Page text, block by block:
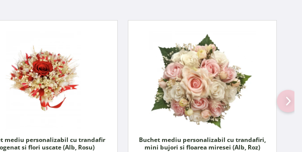
mediu personalizabil cu trandafir
si flori uscate (Alb, Rosu)
Buchet mediu personalizabil cu trandafiri,
mini bujori si floarea miresei (Alb, Roz)